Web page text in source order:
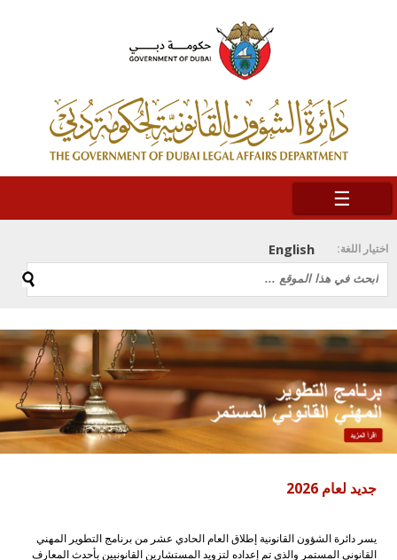
☰
اختيار اللغة: English
جديد لعام 2026
يسر دائرة الشؤون القانونية إطلاق العام الحادي عشر من برنامج التطوير المهني
القانوني المستمر والذي تم إعداده لتزويد المستشارين القانونيين بأحدث المعارف